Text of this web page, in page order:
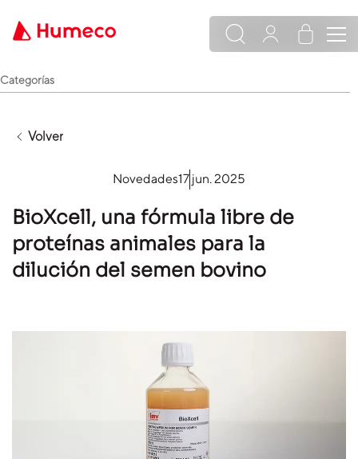
Categorías
Volver
Novedades17 jun. 2025
BioXcell, una fórmula libre de
proteínas animales para la
dilución del semen bovino